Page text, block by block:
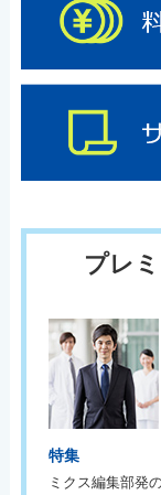
プレ
特集
ミクス編集部発